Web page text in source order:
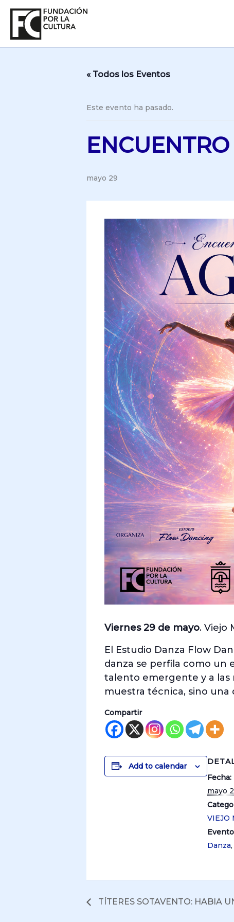
contenido
« Todos los Eventos
Este evento ha pasado.
mayo 29
Viernes 29 de mayo. Viejo
El Estudio Danza Flow
danza se perfila como un
talento emergente y a las
muestra técnica, sino una
Compartir
Add to calendar
Fecha:
mayo
VIEJO
Danza,
TÍTERES SOTAVENTO: HABIA